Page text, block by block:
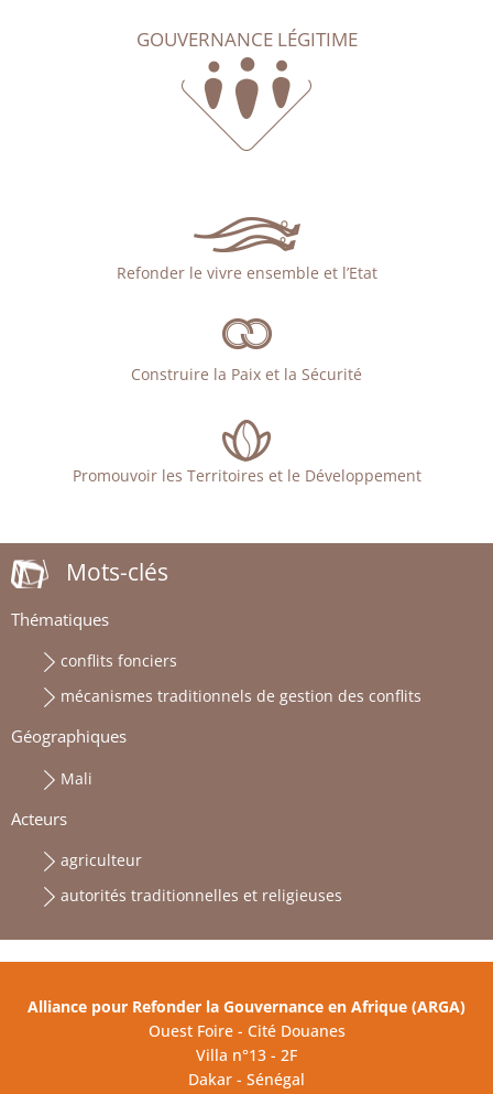
GOUVERNANCE LÉGITIME
Refonder le vivre ensemble et l’Etat
Construire la Paix et la Sécurité
Promouvoir les Territoires et le Développement
Mots-clés
Thématiques
conflits fonciers
mécanismes traditionnels de gestion des conflits
Géographiques
Mali
Acteurs
agriculteur
autorités traditionnelles et religieuses
Alliance pour Refonder la Gouvernance en Afrique (ARGA)
Ouest Foire - Cité Douanes
Villa n°13 - 2F
Dakar - Sénégal